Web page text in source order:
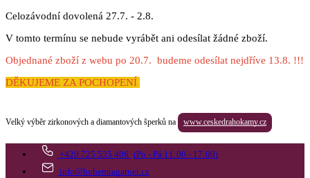
Celozávodní dovolená 27.7. - 2.8.
V tomto termínu se nebude vyrábět ani odesílat žádné zboží.
Objednané zboží z webu po 20.7. budeme odesílat nejdříve 13.8. !!!
DĚKUJEME ZA POCHOPENÍ
Velký výběr zirkonových a diamantových šperků na www.ceskedrahokamy.cz
+420 725 535 406 (Po - Pá 11:00 - 17:00)
info@bohemiagarnet.cz